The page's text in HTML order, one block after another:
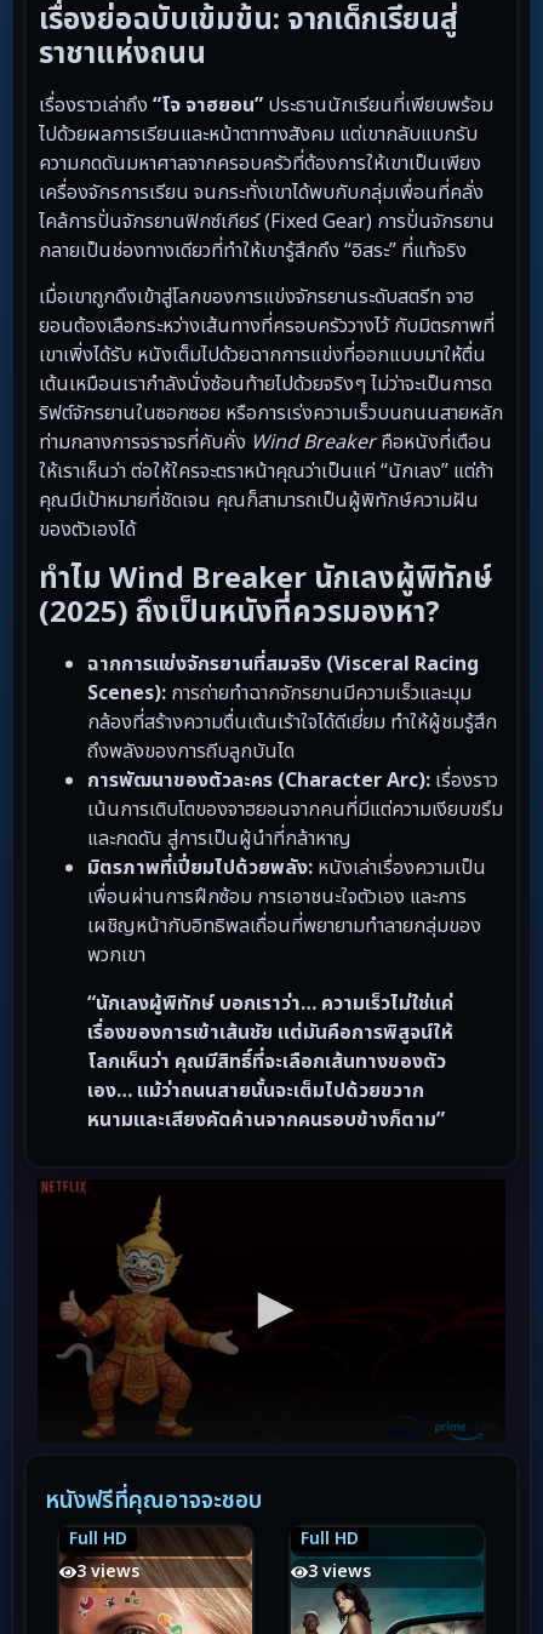
เรื่องย่อฉบับเข้มข้น: จากเด็กเรียนสู่
ราชาแห่งถนน
เรื่องราวเล่าถึง “โจ จาฮยอน” ประธานนักเรียนที่เพียบพร้อม
ไปด้วยผลการเรียนและหน้าตาทางสังคม แต่เขากลับแบกรับ
ความกดดันมหาศาลจากครอบครัวที่ต้องการให้เขาเป็นเพียง
เครื่องจักรการเรียน จนกระทั่งเขาได้พบกับกลุ่มเพื่อนที่คลั่ง
ไคล้การปั่นจักรยานฟิกซ์เกียร์ (Fixed Gear) การปั่นจักรยาน
กลายเป็นช่องทางเดียวที่ทำให้เขารู้สึกถึง “อิสระ” ที่แท้จริง
เมื่อเขาถูกดึงเข้าสู่โลกของการแข่งจักรยานระดับสตรีท จาฮ
ยอนต้องเลือกระหว่างเส้นทางที่ครอบครัววางไว้ กับมิตรภาพที่
เขาเพิ่งได้รับ หนังเต็มไปด้วยฉากการแข่งที่ออกแบบมาให้ตื่น
เต้นเหมือนเรากำลังนั่งซ้อนท้ายไปด้วยจริงๆ ไม่ว่าจะเป็นการด
ริฟต์จักรยานในซอกซอย หรือการเร่งความเร็วบนถนนสายหลัก
ท่ามกลางการจราจรที่คับคั่ง Wind Breakerคือหนังที่เตือน
ให้เราเห็นว่า ต่อให้ใครจะตราหน้าคุณว่าเป็นแค่ “นักเลง” แต่ถ้า
คุณมีเป้าหมายที่ชัดเจน คุณก็สามารถเป็นผู้พิทักษ์ความฝัน
ของตัวเองได้
ทำไม Wind Breaker นักเลงผู้พิทักษ์
(2025) ถึงเป็นหนังที่ควรมองหา?
ฉากการแข่งจักรยานที่สมจริง (Visceral Racing
Scenes): การถ่ายทำฉากจักรยานมีความเร็วและมุม
กล้องที่สร้างความตื่นเต้นเร้าใจได้ดีเยี่ยม ทำให้ผู้ชมรู้สึก
ถึงพลังของการถีบลูกบันได
การพัฒนาของตัวละคร (Character Arc): เรื่องราว
เน้นการเติบโตของจาฮยอนจากคนที่มีแต่ความเงียบขรึม
และกดดัน สู่การเป็นผู้นำที่กล้าหาญ
มิตรภาพที่เปี่ยมไปด้วยพลัง: หนังเล่าเรื่องความเป็น
เพื่อนผ่านการฝึกซ้อม การเอาชนะใจตัวเอง และการ
เผชิญหน้ากับอิทธิพลเถื่อนที่พยายามทำลายกลุ่มของ
พวกเขา
“นักเลงผู้พิทักษ์ บอกเราว่า… ความเร็วไม่ใช่แค่
เรื่องของการเข้าเส้นชัย แต่มันคือการพิสูจน์ให้
โลกเห็นว่า คุณมีสิทธิ์ที่จะเลือกเส้นทางของตัว
เอง… แม้ว่าถนนสายนั้นจะเต็มไปด้วยขวาก
หนามและเสียงคัดค้านจากคนรอบข้างก็ตาม”
หนังฟรีที่คุณอาจจะชอบ
Full HD
6.8
3 views
6.8 Full HD
6.7
3 views
6.7